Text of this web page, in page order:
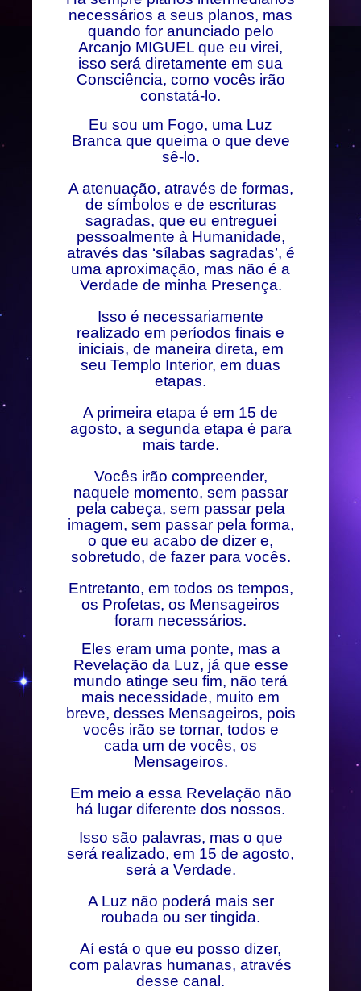
necessários a seus planos, mas
quando for anunciado pelo
Arcanjo MIGUEL que eu virei,
isso será diretamente em sua
Consciência, como vocês irão
constatá-lo.
Eu sou um Fogo, uma Luz
Branca que queima o que deve
sê-lo.
A atenuação, através de formas,
de símbolos e de escrituras
sagradas, que eu entreguei
pessoalmente à Humanidade,
através das ‘sílabas sagradas’, é
uma aproximação, mas não é a
Verdade de minha Presença.
Isso é necessariamente
realizado em períodos finais e
iniciais, de maneira direta, em
seu Templo Interior, em duas
etapas.
A primeira etapa é em 15 de
agosto, a segunda etapa é para
mais tarde.
Vocês irão compreender,
naquele momento, sem passar
pela cabeça, sem passar pela
imagem, sem passar pela forma,
o que eu acabo de dizer e,
sobretudo, de fazer para vocês.
Entretanto, em todos os tempos,
os Profetas, os Mensageiros
foram necessários.
Eles eram uma ponte, mas a
Revelação da Luz, já que esse
mundo atinge seu fim, não terá
mais necessidade, muito em
breve, desses Mensageiros, pois
vocês irão se tornar, todos e
cada um de vocês, os
Mensageiros.
Em meio a essa Revelação não
há lugar diferente dos nossos.
Isso são palavras, mas o que
será realizado, em 15 de agosto,
será a Verdade.
A Luz não poderá mais ser
roubada ou ser tingida.
Aí está o que eu posso dizer,
com palavras humanas, através
desse canal.